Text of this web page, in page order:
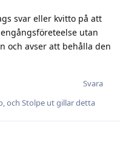
svar eller kvitto på att
utan
och avser att behålla den
Svara
, och Stolpe utgillar detta